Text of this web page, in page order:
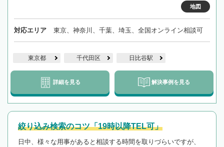
地図
対応エリア 東京、神奈川、千葉、埼玉、全国オンライン相談可
東京都 千代田区 日比谷駅
詳細を見る 解決事例を見る
絞り込み検索のコツ「19時以降TEL可」
日中、様々な用事があると相談する時間を取りづらいですが、